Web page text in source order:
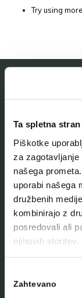
Ta spletna
Piškotke
za
našega
uporabi našega
družbenih
kombinirajo z
posredovali ali
njihovih storitev.
soglasja
Zahtevano
Try using
O muzeju
Naše zbirke
Aktualno
Kontakt